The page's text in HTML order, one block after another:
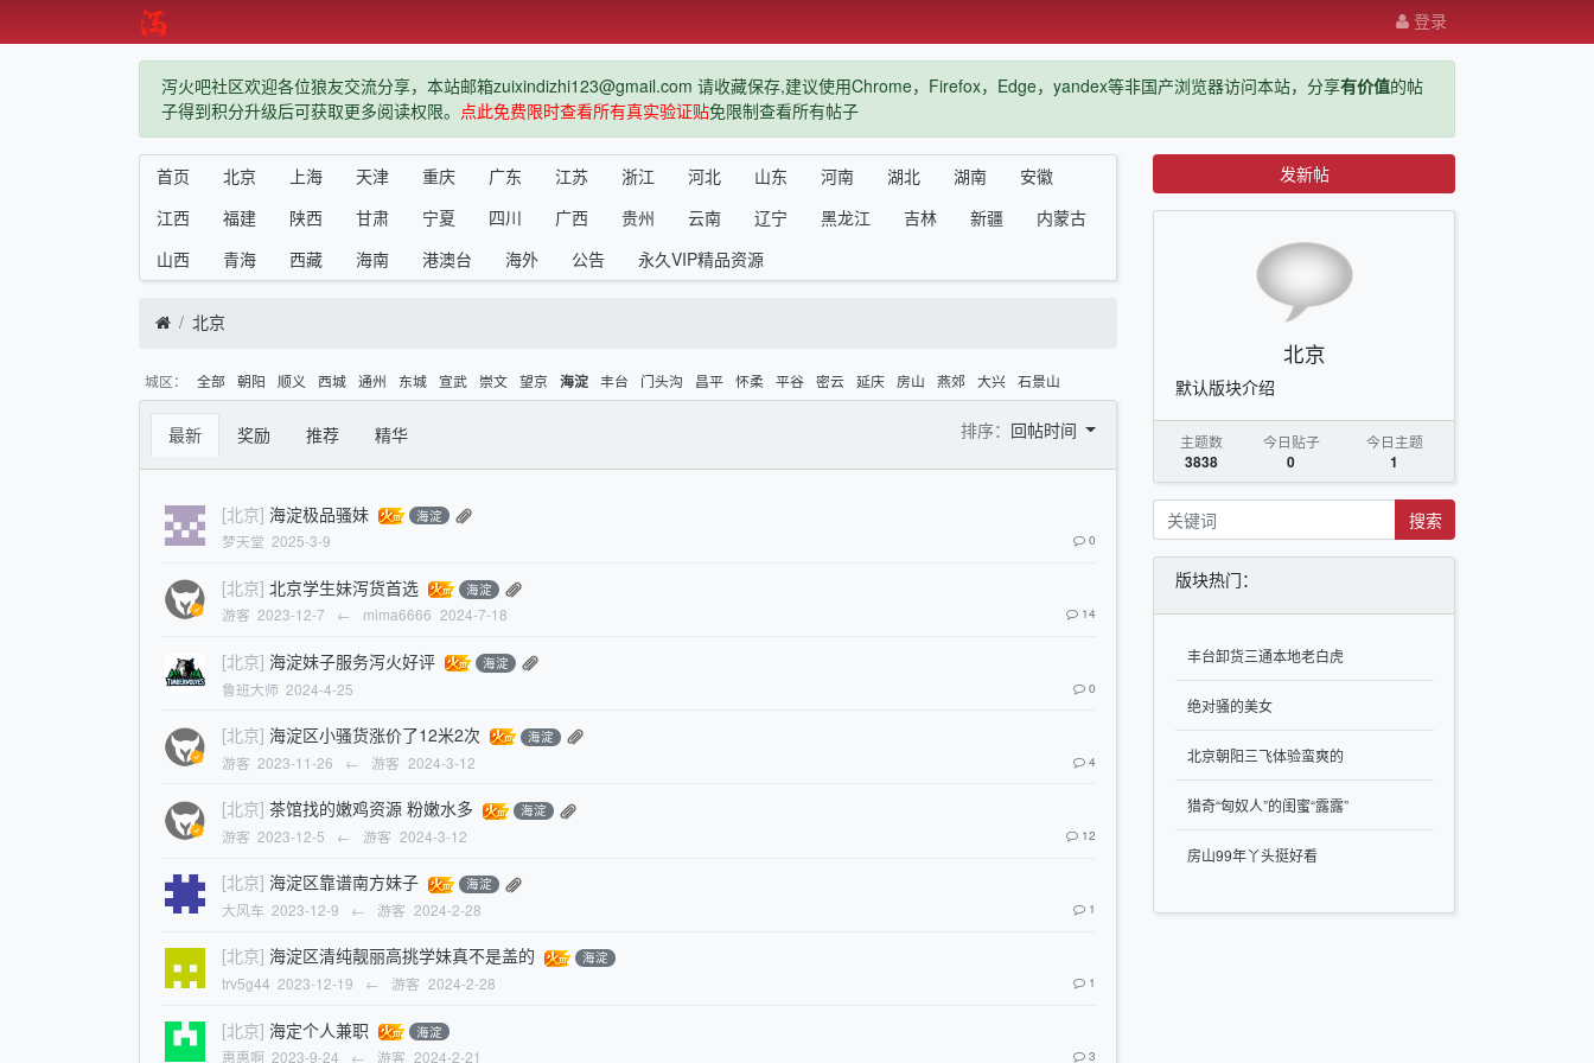
登录
泻火吧社区欢迎各位狼友交流分享，本站邮箱zuixindizhi123@gmail.com 请收藏保存,建议使用Chrome，Firefox，Edge，yandex等非国产浏览器访问本站，分享有价值的帖
子得到积分升级后可获取更多阅读权限。 点此免费限时查看所有真实验证贴免限制查看所有帖子
首页 北京 上海 天津 重庆 广东 江苏 浙江 河北 山东 河南 湖北 湖南
安徽
江西
福建 陕西 甘肃 宁夏 四川 广西 贵州 云南 辽宁 黑龙江 吉林 新疆
内蒙古
山西
青海 西藏 海南 港澳台 海外 公告 永久VIP精品资源
北京
城区： 全部 朝阳 顺义 西城 通州 东城 宣武 崇文 望京 海淀 丰台 门头沟 昌平 怀柔 平谷 密云 延庆 房山 燕郊 大兴 石景山
最新 奖励 推荐 精华 排序： 回帖时间
[北京] 海淀极品骚妹 海淀
梦天堂 2025-3-9 0
[北京] 北京学生妹泻货首选 海淀
游客 2023-12-7 ← mima6666 2024-7-18 14
[北京] 海淀妹子服务泻火好评 海淀
鲁班大师 2024-4-25 0
[北京] 海淀区小骚货涨价了12米2次 海淀
游客 2023-11-26 ← 游客 2024-3-12 4
[北京] 茶馆找的嫩鸡资源 粉嫩水多 海淀
游客 2023-12-5 ← 游客 2024-3-12 12
[北京] 海淀区靠谱南方妹子 海淀
大风车 2023-12-9 ← 游客 2024-2-28 1
[北京] 海淀区清纯靓丽高挑学妹真不是盖的 海淀
trv5g44 2023-12-19 ← 游客 2024-2-28 1
[北京] 海定个人兼职 海淀
惠惠啊 2023-9-24 ← 游客 2024-2-21 3
发新帖
北京
默认版块介绍
主题数
3838
今日贴子
0
今日主题
1
搜索
版块热门：
丰台卸货三通本地老白虎
绝对骚的美女
北京朝阳三飞体验蛮爽的
猎奇“匈奴人”的闺蜜“露露”
房山99年丫头挺好看